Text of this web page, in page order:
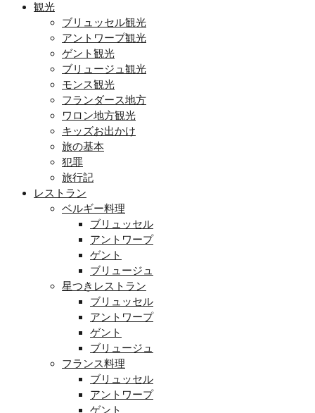
観光
ブリュッセル観光
アントワープ観光
ゲント観光
ブリュージュ観光
モンス観光
フランダース地方
ワロン地方観光
キッズお出かけ
旅の基本
犯罪
旅行記
レストラン
ベルギー料理
ブリュッセル
アントワープ
ゲント
ブリュージュ
星つきレストラン
ブリュッセル
アントワープ
ゲント
ブリュージュ
フランス料理
ブリュッセル
アントワープ
ゲント